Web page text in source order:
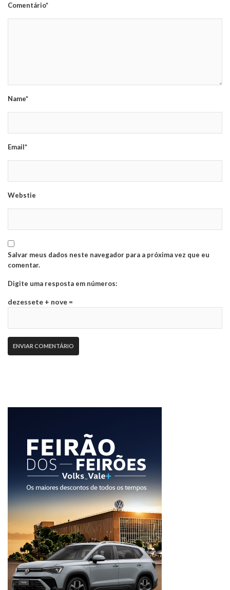
Comentário*
Name*
Email*
Webstie
Salvar meus dados neste navegador para a próxima vez que eu
comentar.
Digite uma resposta em números:
dezessete + nove =